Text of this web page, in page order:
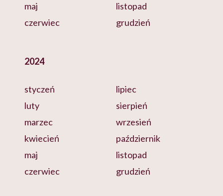
maj
czerwiec
listopad
grudzień
2024
styczeń
luty
marzec
kwiecień
maj
czerwiec
lipiec
sierpień
wrzesień
październik
listopad
grudzień